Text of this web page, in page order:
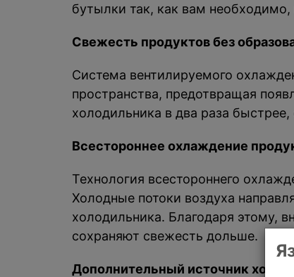
бутылки так, как вам
Свежесть продуктов без
Система вентилируемого
пространства, предотвращая
холодильника в два раза
Всестороннее охлаждение
Технология всестороннего
Холодные потоки воздуха
холодильника. Благодаря этому,
сохраняют свежесть дольше.
Дополнительный источник холода